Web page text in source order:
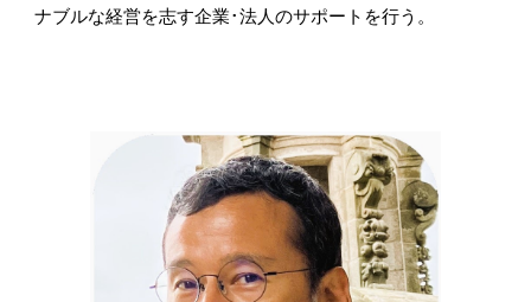
ナブルな経営を志す企業･法人のサポートを行う。